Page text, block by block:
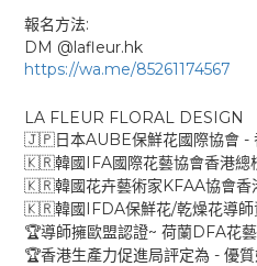
報名方法:
DM @lafleur.hk
https://wa.me/85261174567
LA FLEUR FLORAL DESIGN
🇯🇵 日本AUBE保鮮花國際協會 -
🇰🇷韓國 IFA國際花藝協會香港總
🇰🇷韓國花卉藝術家 KFAA協會香
🇰🇷韓國 IFDA保鮮花/乾燥花導師
🏆導師擁歐盟認證~ 荷蘭 DFA花
🏆香港生產力促進局評定為 - 優